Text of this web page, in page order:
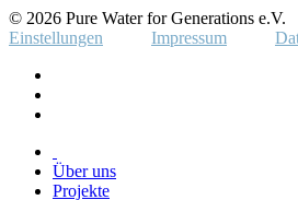
© 2026 Pure Water for Generations e.V.
Einstellungen
Impressum
Über uns
Projekte